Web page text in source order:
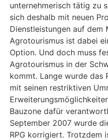
unternehmerisch tätig zu
sich deshalb mit neuen
Dienstleistungen auf dem
Agrotourismus ist dabei
Option. Und doch muss
Agrotourismus in der
kommt. Lange wurde das
mit seinen restriktiven
Bauzone dafür
September 2007 wurde
RPG korrigiert. Trotzdem